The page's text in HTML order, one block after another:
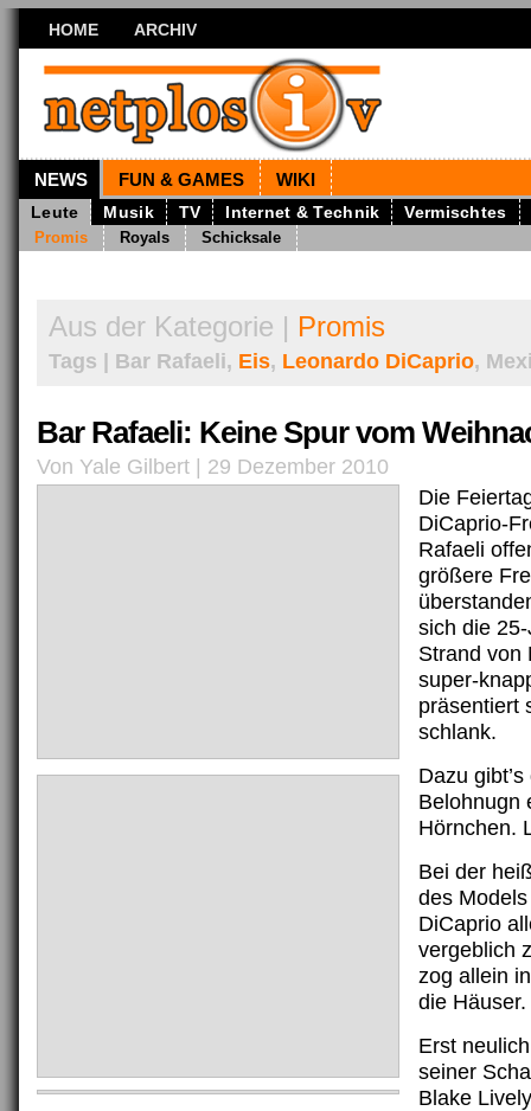
HOME ARCHIV
NEWS FUN & GAMES WIKI
Leute Musik TV Internet & Technik Vermischtes
Promis Royals Schicksale
Aus der Kategorie | Promis
Tags | Bar Rafaeli, Eis, Leonardo DiCaprio,
Bar Rafaeli: Keine Spur vom
Von Yale Gilbert | 29 Dezember 2010
Die
DiCaprio-
Rafaeli
größere
sich die
Strand von
super-
präsentiert
schlank.
Dazu
Belohnugn
Hörnchen.
Bei der
des
DiCaprio
vergeblich
zog allein
die Häuser.
Erst
seiner
Blake